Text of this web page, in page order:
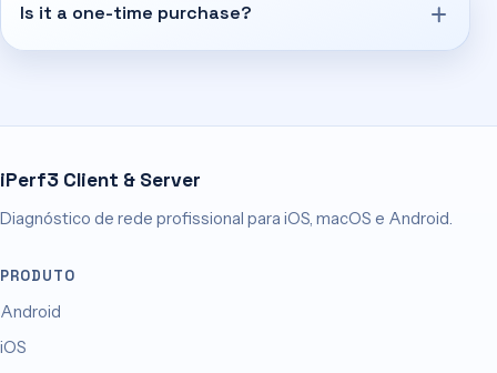
Is it a one-time purchase?
iPerf3 Client & Server
Diagnóstico de rede profissional para iOS, macOS e Android.
PRODUTO
Android
iOS